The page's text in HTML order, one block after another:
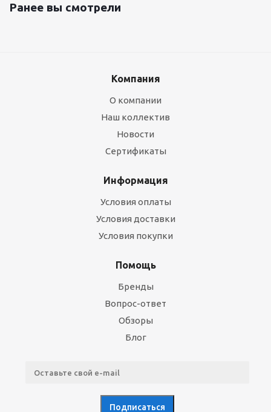
Ранее вы смотрели
Компания
О компании
Наш коллектив
Новости
Сертификаты
Информация
Условия оплаты
Условия доставки
Условия покупки
Помощь
Бренды
Вопрос-ответ
Обзоры
Блог